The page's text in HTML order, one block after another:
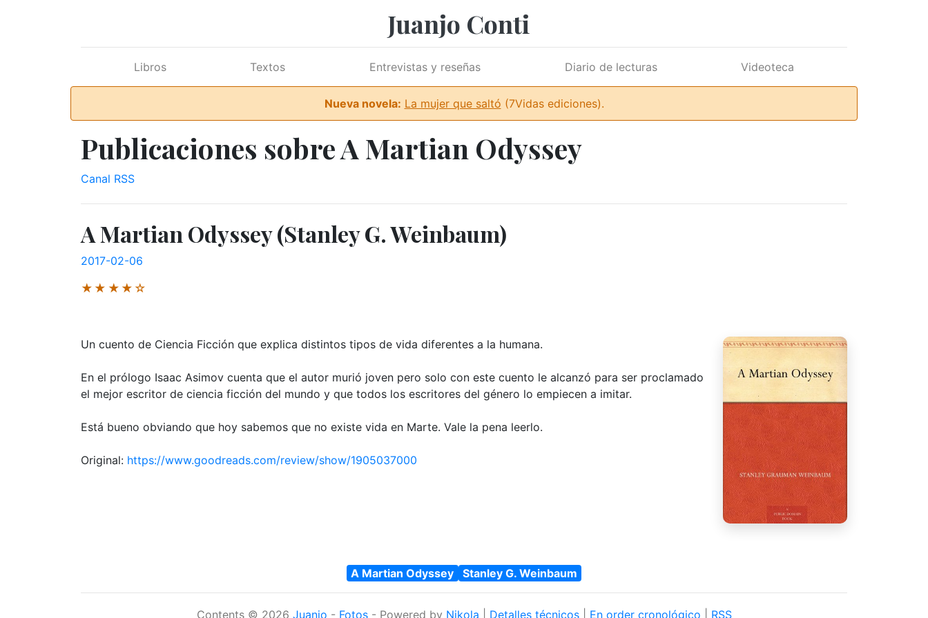
Juanjo Conti
Libros Textos Entrevistas y reseñas Diario de lecturas Videoteca
Nueva novela: La mujer que saltó (7Vidas ediciones).
Publicaciones sobre A Martian Odyssey
Canal RSS
A Martian Odyssey (Stanley G. Weinbaum)
2017-02-06
★★★★☆
Un cuento de Ciencia Ficción que explica distintos tipos de vida diferentes a la humana.
En el prólogo Isaac Asimov cuenta que el autor murió joven pero solo con este cuento le alcanzó para ser proclamado
el mejor escritor de ciencia ficción del mundo y que todos los escritores del género lo empiecen a imitar.
Está bueno obviando que hoy sabemos que no existe vida en Marte. Vale la pena leerlo.
Original: https://www.goodreads.com/review/show/1905037000
A Martian Odyssey Stanley G. Weinbaum
Contents © 2026 Juanjo - Fotos- Powered by Nikola Detalles técnicos| En order cronológico RSS